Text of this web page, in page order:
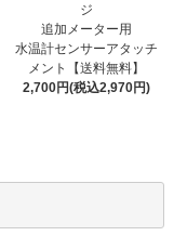
ジ
追加メーター用
水温計センサーアタッチ
メント【送料無料】
2,700円(税込2,970円)